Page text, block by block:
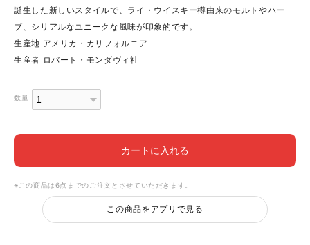
誕生した新しいスタイルで、ライ・ウイスキー樽由来のモルトやハー
ブ、シリアルなユニークな風味が印象的です。
生産地 アメリカ・カリフォルニア
生産者 ロバート・モンダヴィ社
数量
カートに入れる
※この商品は6点までのご注文とさせていただきます。
この商品をアプリで見る